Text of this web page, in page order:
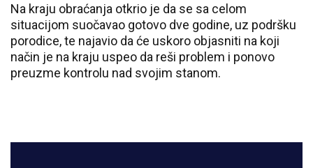
Na kraju obraćanja otkrio je da se sa celom
situacijom suočavao gotovo dve godine, uz podršku
porodice, te najavio da će uskoro objasniti na koji
način je na kraju uspeo da reši problem i ponovo
preuzme kontrolu nad svojim stanom.